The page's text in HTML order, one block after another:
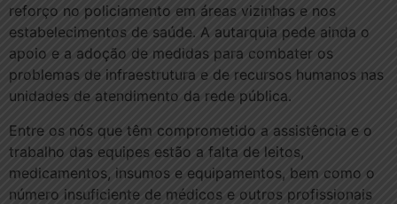
reforço no policiamento em áreas vizinhas e nos
estabelecimentos de saúde. A autarquia pede ainda o
apoio e a adoção de medidas para combater os
problemas de infraestrutura e de recursos humanos nas
unidades de atendimento da rede pública.
Entre os nós que têm comprometido a assistência e o
trabalho das equipes estão a falta de leitos,
medicamentos, insumos e equipamentos, bem como o
número insuficiente de médicos e outros profissionais